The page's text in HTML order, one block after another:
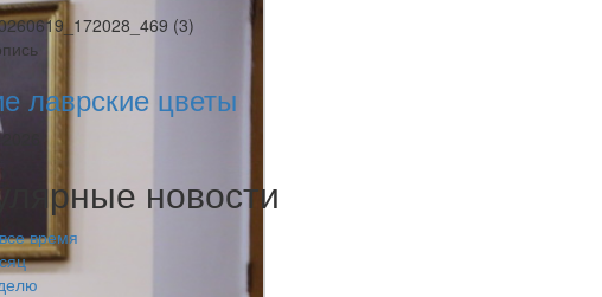
лаврские цветы
новости
время